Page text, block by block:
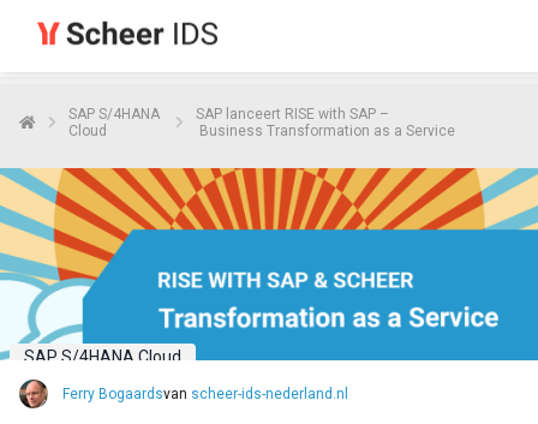
SAP S/4HANA
Cloud
SAP lanceert RISE with SAP –
Business Transformation as a Service
SAP S/4HANA Cloud
Ferry Bogaardsvan scheer-ids-nederland.nl